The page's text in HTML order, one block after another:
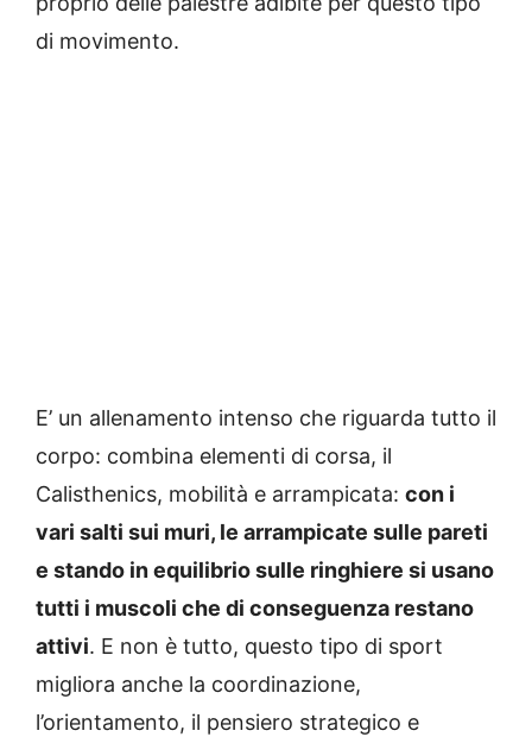
di movimento.
E’ un allenamento intenso che riguarda tutto il
corpo: combina elementi di corsa, il
Calisthenics, mobilità e arrampicata: con i
vari salti sui muri, le arrampicate sulle pareti
e stando in equilibrio sulle ringhiere si usano
tutti i muscoli che di conseguenza restano
attivi. E non è tutto, questo tipo di sport
migliora anche la coordinazione,
l’orientamento, il pensiero strategico e